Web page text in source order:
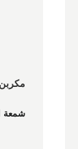
شمعة